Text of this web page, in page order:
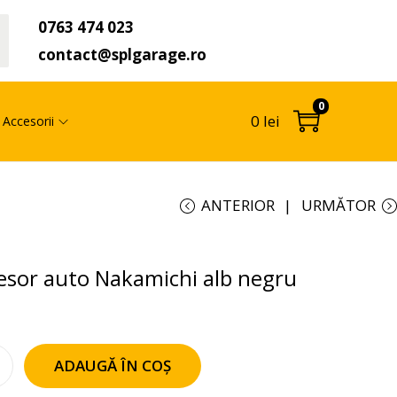
0763 474 023
contact@splgarage.ro
Accesorii 0 lei
0
ANTERIOR URMĂTOR
auto Nakamichi alb negru
ADAUGĂ ÎN COȘ